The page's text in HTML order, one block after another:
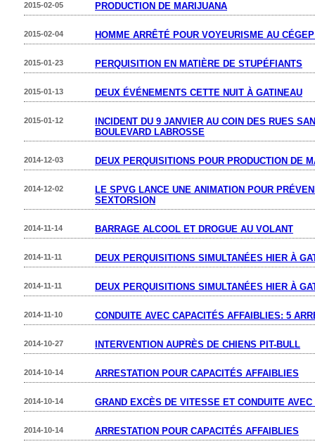
PRODUCTION DE MARIJUANA
2015-02-05
HOMME ARRÊTÉ POUR VOYEURISME AU
2015-02-04
PERQUISITION EN MATIÈRE DE STUPÉFIANTS
2015-01-23
DEUX ÉVÉNEMENTS CETTE NUIT À GATINEAU
2015-01-13
INCIDENT DU 9 JANVIER AU COIN DES RUES
BOULEVARD LABROSSE
2015-01-12
DEUX PERQUISITIONS POUR PRODUCTION DE
2014-12-03
LE SPVG LANCE UNE ANIMATION POUR
SEXTORSION
2014-12-02
BARRAGE ALCOOL ET DROGUE AU VOLANT
2014-11-14
DEUX PERQUISITIONS SIMULTANÉES HIER À
2014-11-11
DEUX PERQUISITIONS SIMULTANÉES HIER À
2014-11-11
CONDUITE AVEC CAPACITÉS AFFAIBLIES: 5
2014-11-10
INTERVENTION AUPRÈS DE CHIENS PIT-BULL
2014-10-27
ARRESTATION POUR CAPACITÉS AFFAIBLIES
2014-10-14
GRAND EXCÈS DE VITESSE ET CONDUITE
2014-10-14
ARRESTATION POUR CAPACITÉS AFFAIBLIES
2014-10-14